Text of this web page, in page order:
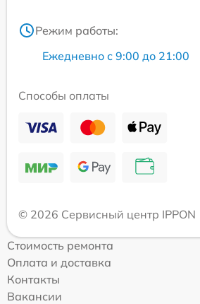
Режим работы:
Ежедневно с 9:00 до 21:00
Способы оплаты
© 2026 Сервисный центр IPPON
Стоимость ремонта
Оплата и доставка
Контакты
Вакансии